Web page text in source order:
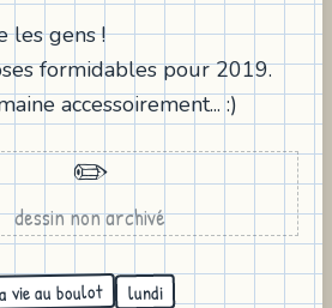
les gens !
formidables pour 2019.
accessoirement... :)
✏️
dessin non archivé
vie au boulot lundi